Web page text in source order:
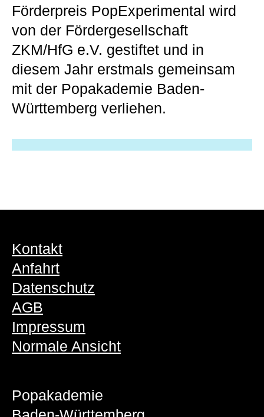
Förderpreis PopExperimental wird
von der Fördergesellschaft
ZKM/HfG e.V. gestiftet und in
diesem Jahr erstmals gemeinsam
mit der Popakademie Baden-
Württemberg verliehen.
Kontakt
Anfahrt
Datenschutz
AGB
Impressum
Normale Ansicht
Popakademie